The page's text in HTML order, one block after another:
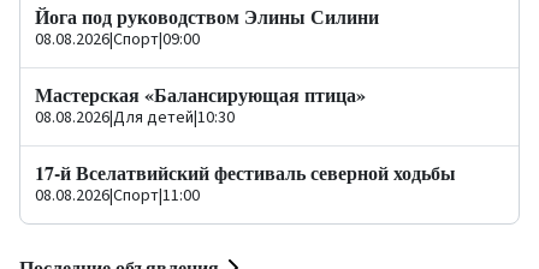
Йога под руководством Элины Силини
08.08.2026|Спорт|09:00
Мастерская «Балансирующая птица»
08.08.2026|Для детей|10:30
17-й Вселатвийский фестиваль северной ходьбы
08.08.2026|Спорт|11:00